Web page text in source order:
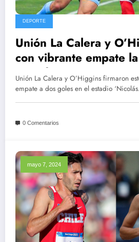
DEPORTE
Unión La Calera y
con vibrante empate
Liga de Primera 2025
Unión La Calera y O’Higgins firmaron
empate a dos goles en el estadio
0 Comentarios
mayo 7, 2024